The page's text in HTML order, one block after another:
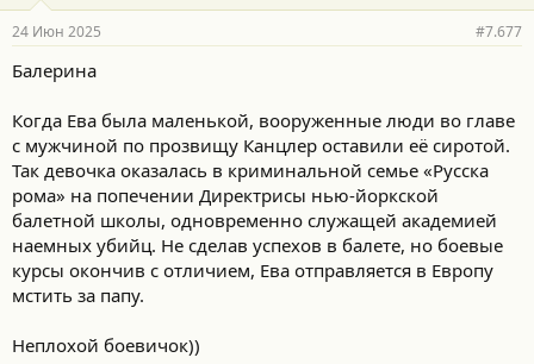
24 Июн 2025 #7.677
Балерина
Когда Ева была маленькой, вооруженные люди во главе
с мужчиной по прозвищу Канцлер оставили её сиротой.
Так девочка оказалась в криминальной семье «Русска
рома» на попечении Директрисы нью-йоркской
балетной школы, одновременно служащей академией
наемных убийц. Не сделав успехов в балете, но боевые
курсы окончив с отличием, Ева отправляется в Европу
мстить за папу.
Неплохой боевичок))